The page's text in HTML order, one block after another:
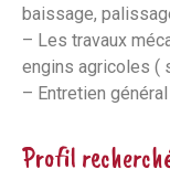
baissage,
– Les travaux
engins agricoles (
– Entretien
Profil